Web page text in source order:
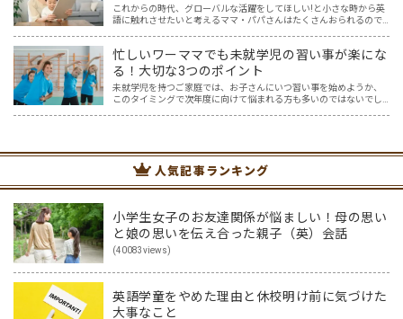
これからの時代、グローバルな活躍をしてほしい!と小さな時から英
語に触れさせたいと考えるママ・パパさんはたくさんおられるので
忙しいワーママでも未就学児の習い事が楽にな
る！大切な3つのポイント
未就学児を持つご家庭では、お子さんにいつ習い事を始めようか、
このタイミングで次年度に向けて悩まれる方も多いのではないでし
人気記事ランキング
小学生女子のお友達関係が悩ましい！母の思い
と娘の思いを伝え合った親子（英）会話
(40083views)
英語学童をやめた理由と休校明け前に気づけた
大事なこと